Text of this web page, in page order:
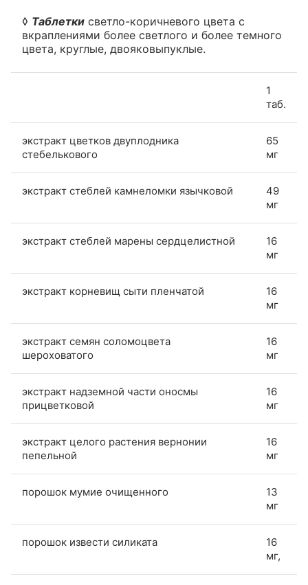
◊ Таблетки светло-коричневого цвета с
вкраплениями более светлого и более темного
цвета, круглые, двояковыпуклые.
1
таб.
экстракт цветков двуплодника
стебелькового
65
мг
экстракт стеблей камнеломки язычковой
49
мг
экстракт стеблей марены сердцелистной
16
мг
экстракт корневищ сыти пленчатой
16
мг
экстракт семян соломоцвета
шероховатого
16
мг
экстракт надземной части оносмы
прицветковой
16
мг
экстракт целого растения вернонии
пепельной
16
мг
порошок мумие очищенного
13
мг
порошок извести силиката
16
мг,